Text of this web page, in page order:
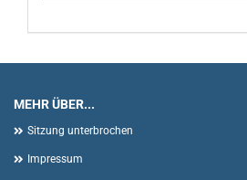
MEHR ÜBER...
Sitzung unterbrochen
Impressum